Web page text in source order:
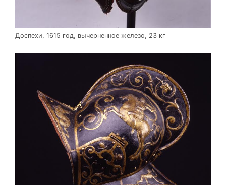
Доспехи, 1615 год, вычерненное железо, 23 кг